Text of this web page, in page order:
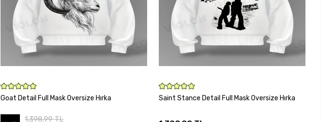
SEPETE EKLE
Goat Detail Full Mask Oversize Hırka
1.398,99 TL
SEPETE EKLE
Saint Stance Detail Full Mask Oversize Hırka